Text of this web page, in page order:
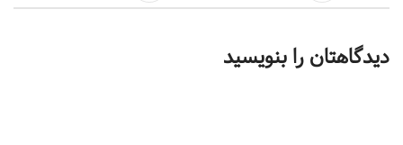
دیدگاهتان را بنویسید